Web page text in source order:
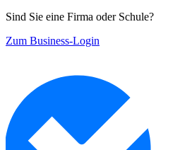
Sind Sie eine Firma oder Schule?
Zum Business-Login